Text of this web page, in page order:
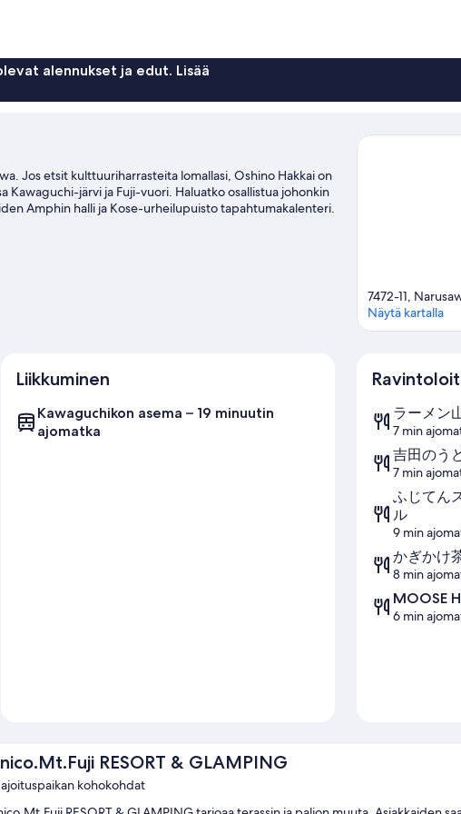
alennukset ja edut. Lisää
Jos etsit kulttuuriharrasteita lomallasi, Oshino Hakkai on
järvi ja Fuji-vuori. Haluatko osallistua johonkin
Amphin halli ja Kose-urheilupuisto tapahtumakalenteri.
7472-11,
Näytä kartalla
Liikkuminen
Kawaguchikon asema – 19 minuutin
ajomatka
ラーメン
7 min
吉田のう
7 min
ふじてん
ル
9 min
かぎかけ
8 min
MOOSE
6 min
RESORT & GLAMPING
kohokohdat